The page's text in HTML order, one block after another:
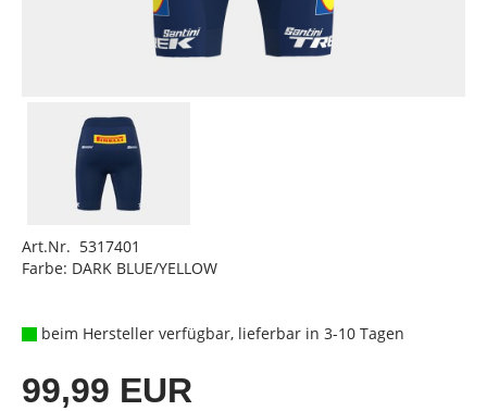
Art.Nr. 5317401
Farbe: DARK BLUE/YELLOW
beim Hersteller verfügbar, lieferbar in 3-10 Tagen
99,99 EUR